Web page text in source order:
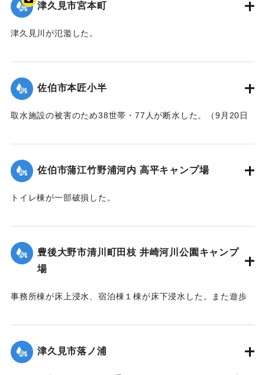
津久見市宮本町
津久見川が氾濫した。
｜固有コード:01204089
佐伯市本匠小半
取水施設の被害のため38世帯・77人が断水した。（9月20日
佐伯市蒲江竹野浦河内 高平キャンプ場
トイレ棟が一部破損した。
｜固有コード:01204084
豊後大野市清川町田枝 井崎河川公園キャンプ
場
事務所棟が床上浸水、宿泊棟１棟が床下浸水した。また遊歩
津久見市落ノ浦